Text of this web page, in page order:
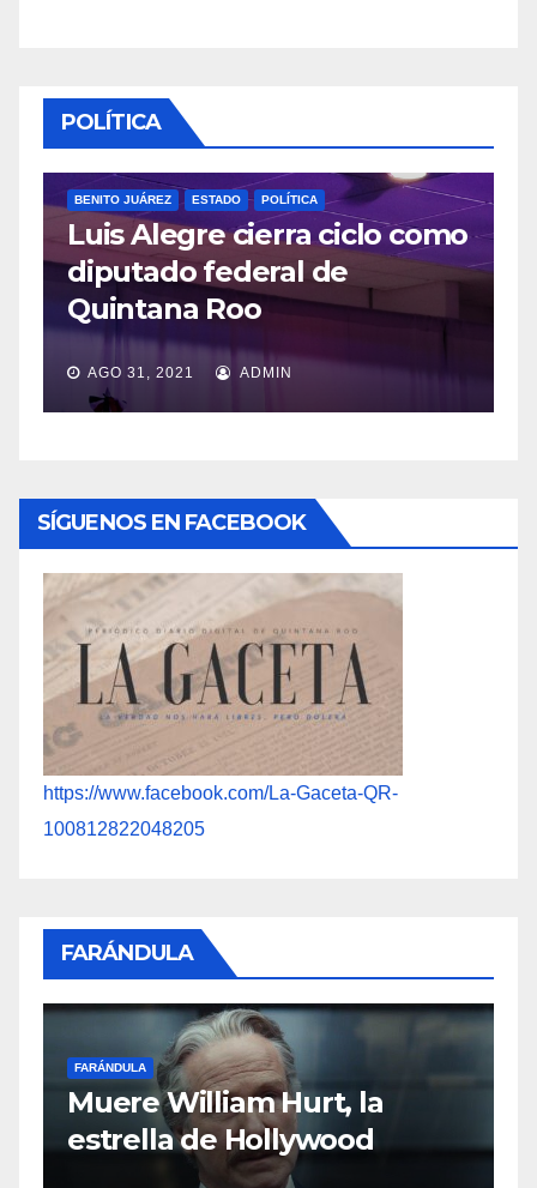
POLÍTICA
BENITO JUÁREZ ESTADO POLÍTICA
Luis Alegre cierra ciclo como
diputado federal de
Quintana Roo
AGO 31, 2021 ADMIN
SÍGUENOS EN FACEBOOK
https://www.facebook.com/La-Gaceta-QR-
100812822048205
FARÁNDULA
FARÁNDULA
Muere William Hurt, la
estrella de Hollywood